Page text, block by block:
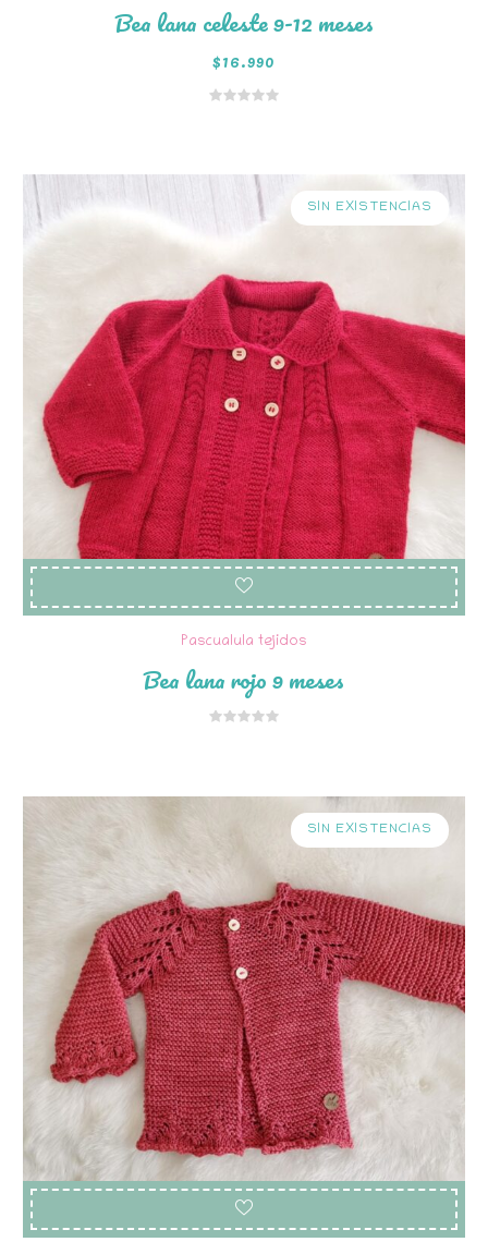
Bea lana celeste 9-12 meses
$16.990
SIN EXISTENCIAS
Pascualula tejidos
Bea lana rojo 9 meses
SIN EXISTENCIAS